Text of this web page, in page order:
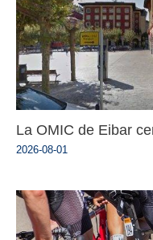
La OMIC de Eibar
2026-08-01